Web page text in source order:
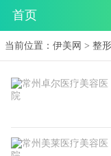
首页
当前位置：伊美网 >整